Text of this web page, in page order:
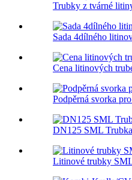
Trubky z tvárné
Sada 4dílného
Cena litinových
Podpěrná svorka
DN125 SML
Litinové trubky